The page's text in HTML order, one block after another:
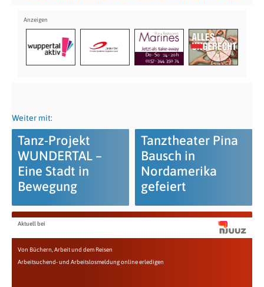
Weiter mit:
Tanz-Projekt
WUNDERTAL –
Eine Stadt in
Bewegung
Tanztheater Pina
Bausch in
Nordamerika
gefeiert
Aktuell bei
Von Büchern, Arbeit und dem Reisen
Arbeitsuchend- und Arbeitslosmeldung online erledigen